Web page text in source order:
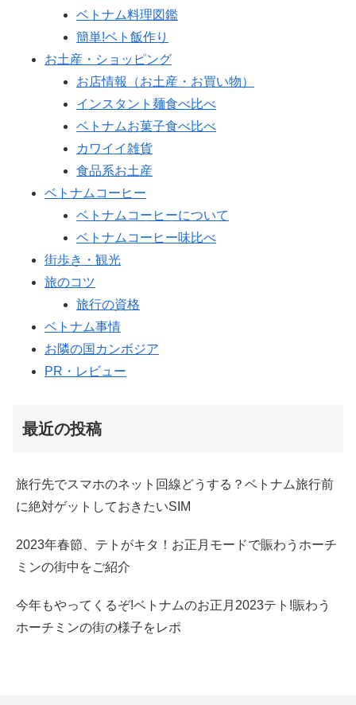
ベトナム料理図鑑
簡単!ベト飯作り
お土産・ショッピング
お店情報（お土産・お買い物）
インスタント麺食べ比べ
ベトナムお菓子食べ比べ
カワイイ雑貨
食品系お土産
ベトナムコーヒー
ベトナムコーヒーについて
ベトナムコーヒー味比べ
街歩き・観光
旅のコツ
旅行の資格
ベトナム事情
お隣の国カンボジア
PR・レビュー
最近の投稿
旅行先でスマホのネット回線どうする？ベトナム旅行前
に絶対ゲットしておきたいSIM
2023年春節、テトがキタ！お正月モードで賑わうホーチ
ミンの街中をご紹介
今年もやってくるぞ!ベトナムのお正月2023テト!賑わう
ホーチミンの街の様子をレポ